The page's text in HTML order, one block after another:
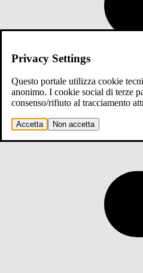
Privacy Settings
Questo portale utilizza cookie
anonimo. I cookie social di terze
consenso/rifiuto al tracciamento
Accetta Non accetta